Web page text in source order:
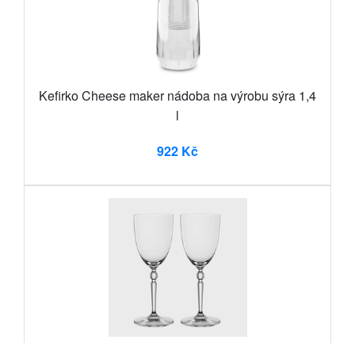
Kefirko Cheese maker nádoba na výrobu sýra 1,4
l
922 Kč